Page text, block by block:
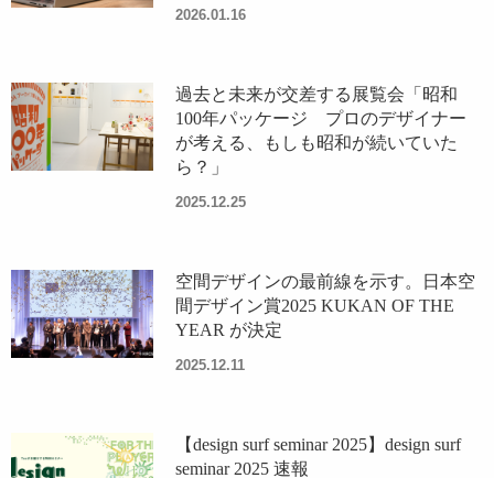
2026.01.16
過去と未来が交差する展覧会「昭和
100年パッケージ プロのデザイナー
が考える、もしも昭和が続いていた
ら？」
2025.12.25
空間デザインの最前線を示す。日本空
間デザイン賞2025 KUKAN OF THE
YEAR が決定
2025.12.11
【design surf seminar 2025】design surf
seminar 2025 速報